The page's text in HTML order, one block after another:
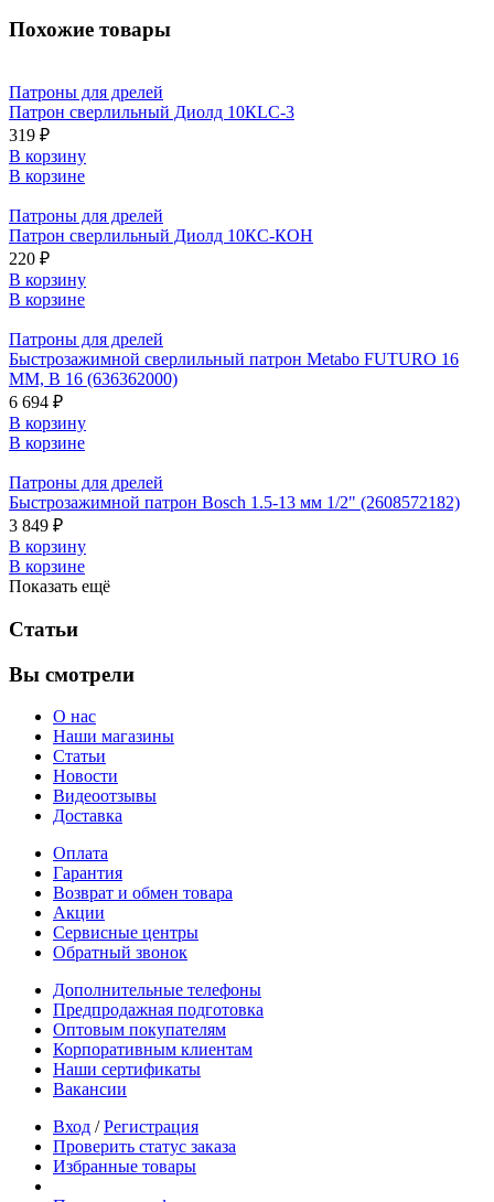
Похожие товары
Патроны для дрелей
Патрон сверлильный Диолд 10КLС-3
319 ₽
В корзину
В корзине
Патроны для дрелей
Патрон сверлильный Диолд 10КС-КОН
220 ₽
В корзину
В корзине
Патроны для дрелей
Быстрозажимной сверлильный патрон Metabo FUTURO 16
ММ, В 16 (636362000)
6 694 ₽
В корзину
В корзине
Патроны для дрелей
Быстрозажимной патрон Bosch 1.5-13 мм 1/2" (2608572182)
3 849 ₽
В корзину
В корзине
Показать ещё
Статьи
Вы смотрели
О нас
Наши магазины
Статьи
Новости
Видеоотзывы
Доставка
Оплата
Гарантия
Возврат и обмен товара
Акции
Сервисные центры
Обратный звонок
Дополнительные телефоны
Предпродажная подготовка
Оптовым покупателям
Корпоративным клиентам
Наши сертификаты
Вакансии
Вход /Регистрация
Проверить статус заказа
Избранные товары